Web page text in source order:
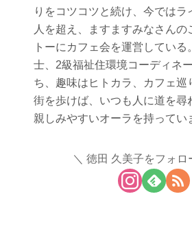
りをコツコツと続け、今ではラ
人を超え、ますますみなさんの
トーにカフェ会を運営している
士、2級福祉住環境コーディネ
ち、趣味はヒトカラ、カフェ巡
街を歩けば、いつも人に道を尋
親しみやすいオーラを持ってい
徳田 久美子をフォロ